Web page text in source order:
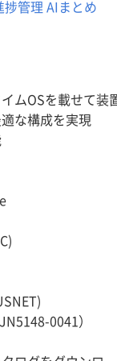
管理 AIまとめ
ムOSを載せて装
な構成を実現
0041）